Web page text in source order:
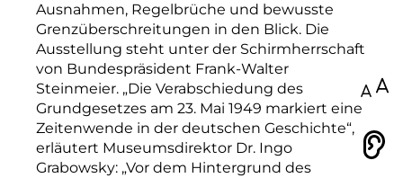
Ausnahmen, Regelbrüche und bewusste
Grenzüberschreitungen in den Blick. Die
Ausstellung steht unter der Schirmherrschaft
von Bundespräsident Frank-Walter
Steinmeier. „Die Verabschiedung des
Grundgesetzes am 23. Mai 1949 markiert eine
Zeitenwende in der deutschen Geschichte“,
erläutert Museumsdirektor Dr. Ingo
Grabowsky: „Vor dem Hintergrund des
100
Vorlesen